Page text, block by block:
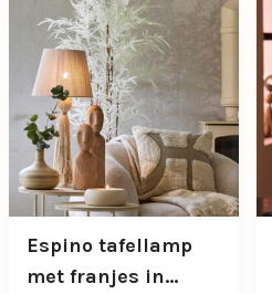
Espino tafellamp
met franjes in